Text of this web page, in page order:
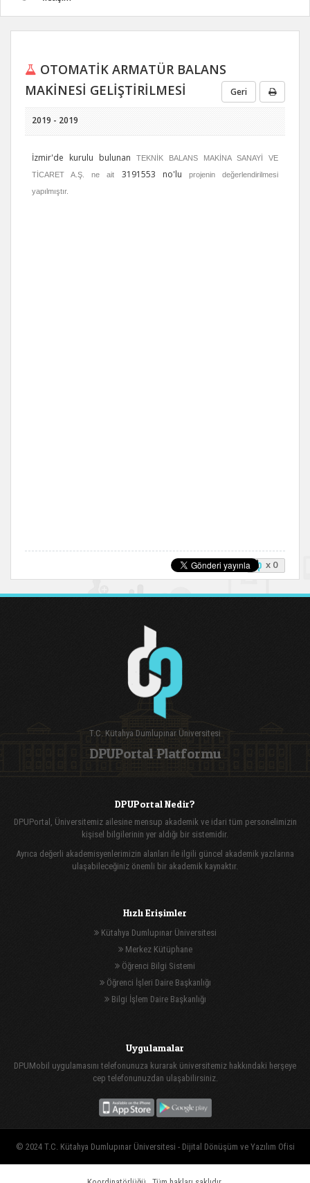
OTOMATİK ARMATÜR BALANS
MAKİNESİ GELİŞTİRİLMESİ
Geri
2019 - 2019
İzmir'de kurulu bulunan
TEKNİK BALANS MAKİNA SANAYİ VE
TİCARET A.Ş. ne ait 3191553 no'lu
projenin değerlendirilmesi
yapılmıştır.
x 0
T.C. Kütahya Dumlupınar Üniversitesi
DPUPortal Platformu
DPUPortal Nedir?
DPUPortal, Üniversitemiz ailesine mensup akademik ve idari tüm personelimizin
kişisel bilgilerinin yer aldığı bir sistemidir.
Ayrıca değerli akademisyenlerimizin alanları ile ilgili güncel akademik yazılarına
ulaşabileceğiniz önemli bir akademik kaynaktır.
Hızlı Erişimler
Kütahya Dumlupınar Üniversitesi
Merkez Kütüphane
Öğrenci Bilgi Sistemi
Öğrenci İşleri Daire Başkanlığı
Bilgi İşlem Daire Başkanlığı
Uygulamalar
DPUMobil uygulamasını telefonunuza kurarak üniversitemiz hakkındaki herşeye
cep telefonunuzdan ulaşabilirsiniz.
© 2024 T.C. Kütahya Dumlupınar Üniversitesi - Dijital Dönüşüm ve Yazılım Ofisi